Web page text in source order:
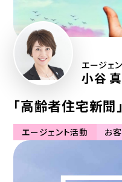
エージェ
小谷
「高齢者住宅新聞
エージェント活動 お